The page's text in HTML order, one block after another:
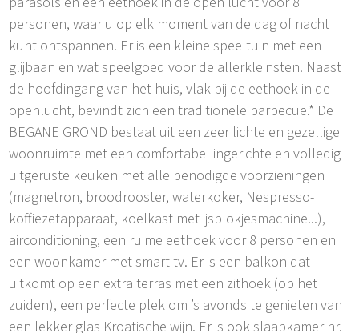
personen, waar u op elk moment van de dag of nacht
kunt ontspannen. Er is een kleine speeltuin met een
glijbaan en wat speelgoed voor de allerkleinsten. Naast
de hoofdingang van het huis, vlak bij de eethoek in de
openlucht, bevindt zich een traditionele barbecue.* De
BEGANE GROND bestaat uit een zeer lichte en gezellige
woonruimte met een comfortabel ingerichte en volledig
uitgeruste keuken met alle benodigde voorzieningen
(magnetron, broodrooster, waterkoker, Nespresso-
koffiezetapparaat, koelkast met ijsblokjesmachine...),
airconditioning, een ruime eethoek voor 8 personen en
een woonkamer met smart-tv. Er is een balkon dat
uitkomt op een extra terras met een zithoek (op het
zuiden), een perfecte plek om ’s avonds te genieten van
een lekker glas Kroatische wijn. Er is ook slaapkamer nr.